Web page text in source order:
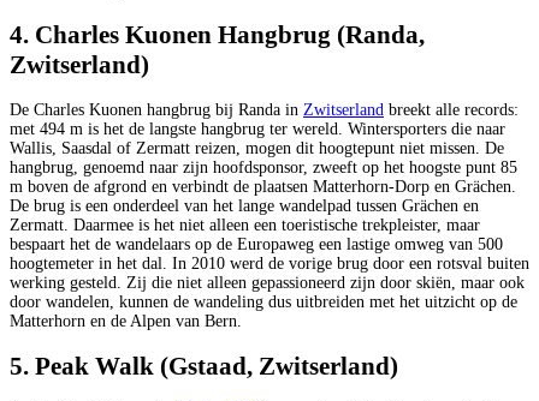
4. Charles Kuonen Hangbrug (Randa,
Zwitserland)
De Charles Kuonen hangbrug bij Randa in Zwitserland breekt alle records:
met 494 m is het de langste hangbrug ter wereld. Wintersporters die naar
Wallis, Saasdal of Zermatt reizen, mogen dit hoogtepunt niet missen. De
hangbrug, genoemd naar zijn hoofdsponsor, zweeft op het hoogste punt 85
m boven de afgrond en verbindt de plaatsen Matterhorn-Dorp en Grächen.
De brug is een onderdeel van het lange wandelpad tussen Grächen en
Zermatt. Daarmee is het niet alleen een toeristische trekpleister, maar
bespaart het de wandelaars op de Europaweg een lastige omweg van 500
hoogtemeter in het dal. In 2010 werd de vorige brug door een rotsval buiten
werking gesteld. Zij die niet alleen gepassioneerd zijn door skiën, maar ook
door wandelen, kunnen de wandeling dus uitbreiden met het uitzicht op de
Matterhorn en de Alpen van Bern.
5. Peak Walk (Gstaad, Zwitserland)